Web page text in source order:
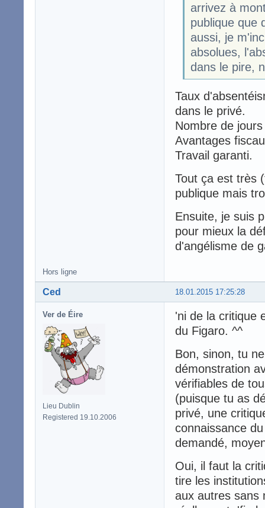
arrivez à
publique que
aussi, je
absolues,
dans le pire,
Taux
dans le privé.
Nombre de
Avantages
Travail garanti.
Tout ça est très
publique mais
Ensuite, je suis
pour mieux la
d'angélisme de
Hors ligne
18.01.2015 17:25:28
Ced
Ver de Éire
Lieu Dublin
Registered 19.10.2006
'ni de la critique
du Figaro. ^^
Bon, sinon, tu
démonstration
vérifiables de
(puisque tu as
privé, une
connaissance
demandé,
Oui, il faut la
tire les
aux autres sans